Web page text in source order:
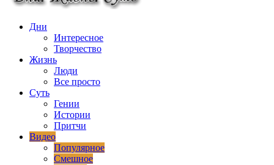
Дни
Интересное
Творчество
Жизнь
Люди
Все просто
Суть
Гении
Истории
Притчи
Видео
Популярное
Смешное